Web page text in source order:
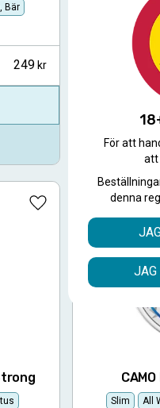
Bär
249
Lägg till i favoriter
Slim All
För att
att
denna
JAG